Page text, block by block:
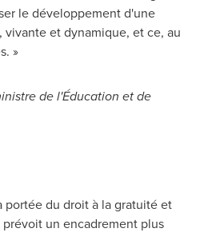
le développement d'une
et dynamique, et ce, au
»
de l'Éducation et de
portée du droit à la gratuité et
prévoit un encadrement plus